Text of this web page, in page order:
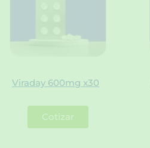
Viraday 600mg x30
Cotizar